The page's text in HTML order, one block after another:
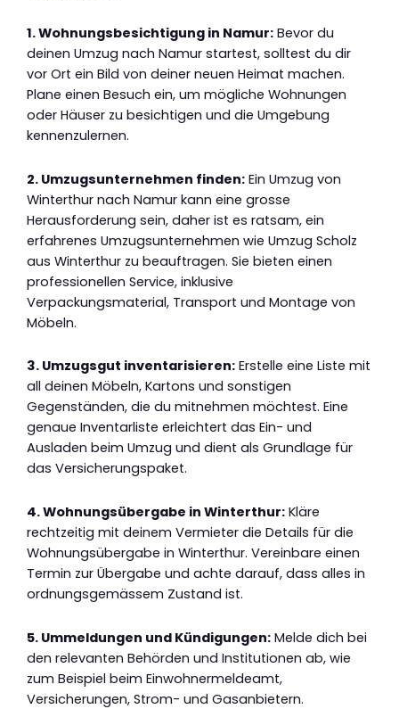
1. Wohnungsbesichtigung in Namur: Bevor du
deinen Umzug nach Namur startest, solltest du dir
vor Ort ein Bild von deiner neuen Heimat machen.
Plane einen Besuch ein, um mögliche Wohnungen
oder Häuser zu besichtigen und die Umgebung
kennenzulernen.
2. Umzugsunternehmen finden: Ein Umzug von
Winterthur nach Namur kann eine grosse
Herausforderung sein, daher ist es ratsam, ein
erfahrenes Umzugsunternehmen wie Umzug Scholz
aus Winterthur zu beauftragen. Sie bieten einen
professionellen Service, inklusive
Verpackungsmaterial, Transport und Montage von
Möbeln.
3. Umzugsgut inventarisieren: Erstelle eine Liste mit
all deinen Möbeln, Kartons und sonstigen
Gegenständen, die du mitnehmen möchtest. Eine
genaue Inventarliste erleichtert das Ein- und
Ausladen beim Umzug und dient als Grundlage für
das Versicherungspaket.
4. Wohnungsübergabe in Winterthur: Kläre
rechtzeitig mit deinem Vermieter die Details für die
Wohnungsübergabe in Winterthur. Vereinbare einen
Termin zur Übergabe und achte darauf, dass alles in
ordnungsgemässem Zustand ist.
5. Ummeldungen und Kündigungen: Melde dich bei
den relevanten Behörden und Institutionen ab, wie
zum Beispiel beim Einwohnermeldeamt,
Versicherungen, Strom- und Gasanbietern.